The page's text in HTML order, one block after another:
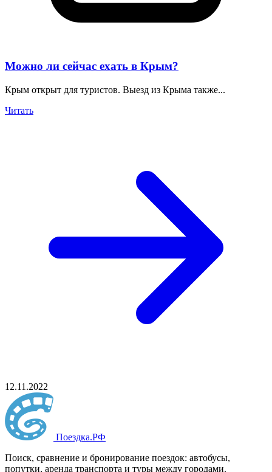
Можно ли сейчас ехать в Крым?
Крым открыт для туристов. Выезд из Крыма также...
Читать
12.11.2022
Поездка.РФ
Поиск, сравнение и бронирование поездок: автобусы,
попутки, аренда транспорта и туры между городами.